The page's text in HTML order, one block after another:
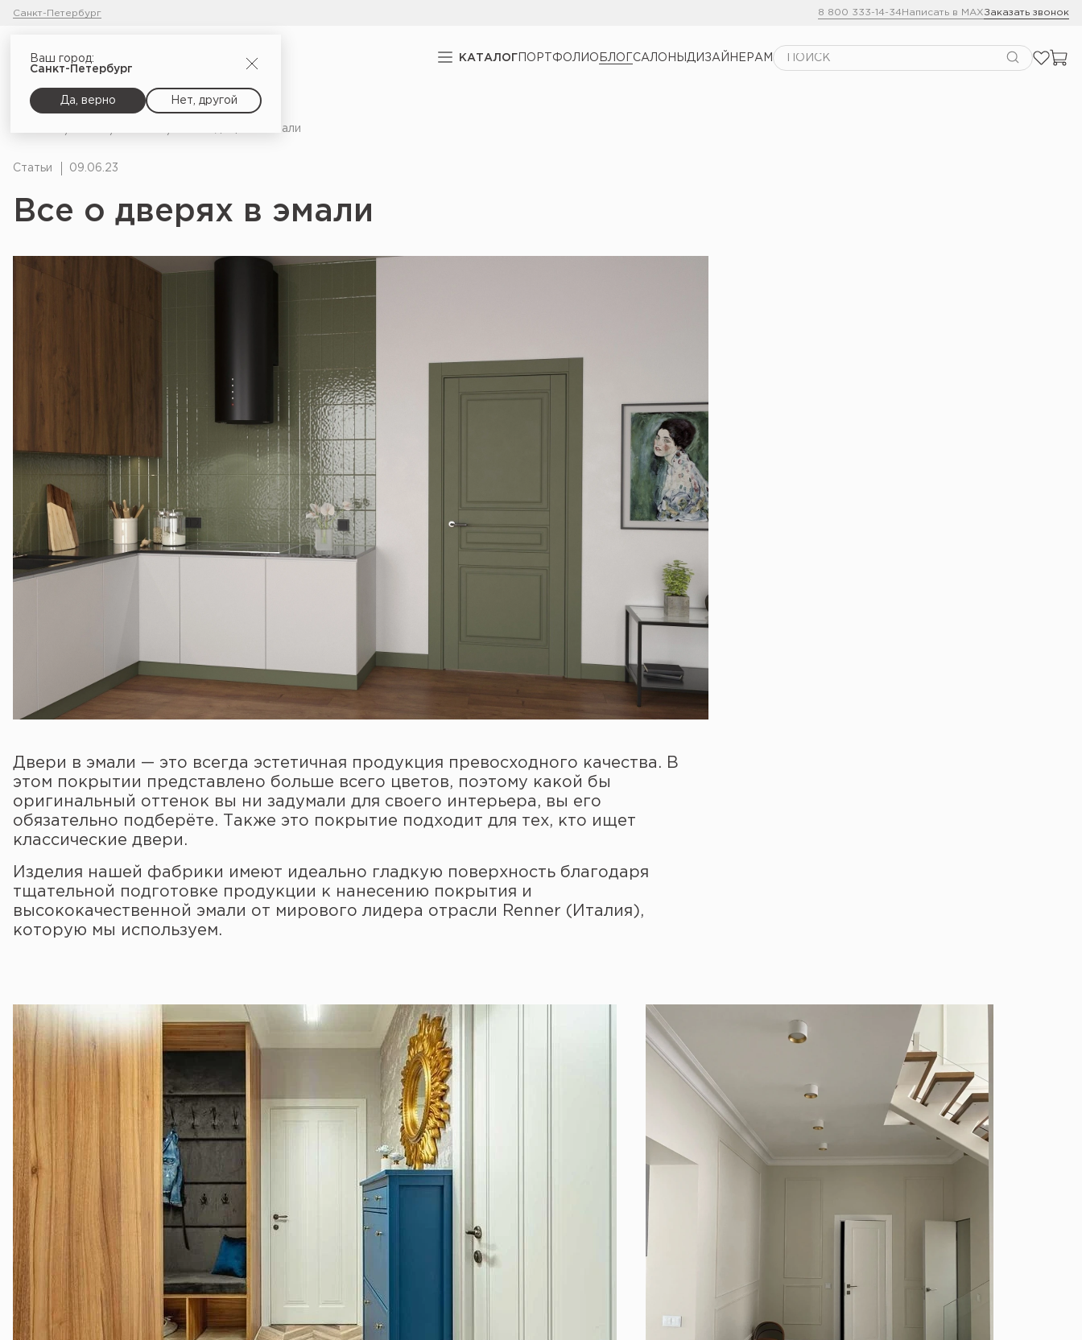
Санкт-Петербург 8 800 333-14-34Написать в MAXЗаказать звонок
КАТАЛОГ ПОРТФОЛИО БЛОГСАЛОНЫ ДИЗАЙНЕРАМ
Ваш город:
Санкт-Петербург
Да, верно Нет, другой
Все о дверях в эмали
Статьи 09.06.23
Все о дверях в эмали
Двери в эмали — это всегда эстетичная продукция превосходного качества. В
этом покрытии представлено больше всего цветов, поэтому какой бы
оригинальный оттенок вы ни задумали для своего интерьера, вы его
обязательно подберёте. Также это покрытие подходит для тех, кто ищет
классические двери.
Изделия нашей фабрики имеют идеально гладкую поверхность благодаря
тщательной подготовке продукции к нанесению покрытия и
высококачественной эмали от мирового лидера отрасли Renner (Италия),
которую мы используем.